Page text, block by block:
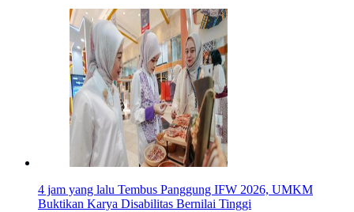
4 jam yang lalu Tembus Panggung IFW 2026, UMKM
Buktikan Karya Disabilitas Bernilai Tinggi